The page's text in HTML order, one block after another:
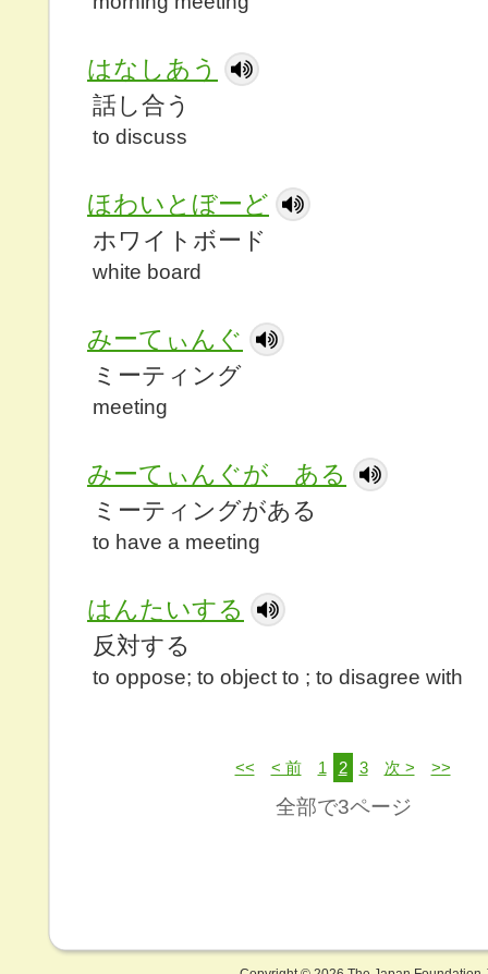
はなしあう
話し合う
to discuss
ほわいとぼーど
ホワイトボード
white board
みーてぃんぐ
ミーティング
meeting
みーてぃんぐが ある
ミーティングがある
to have a meeting
はんたいする
反対する
to oppose; to object to ; to disagree with
<< < 前 1 2 3 次 > >>
全部で3ページ